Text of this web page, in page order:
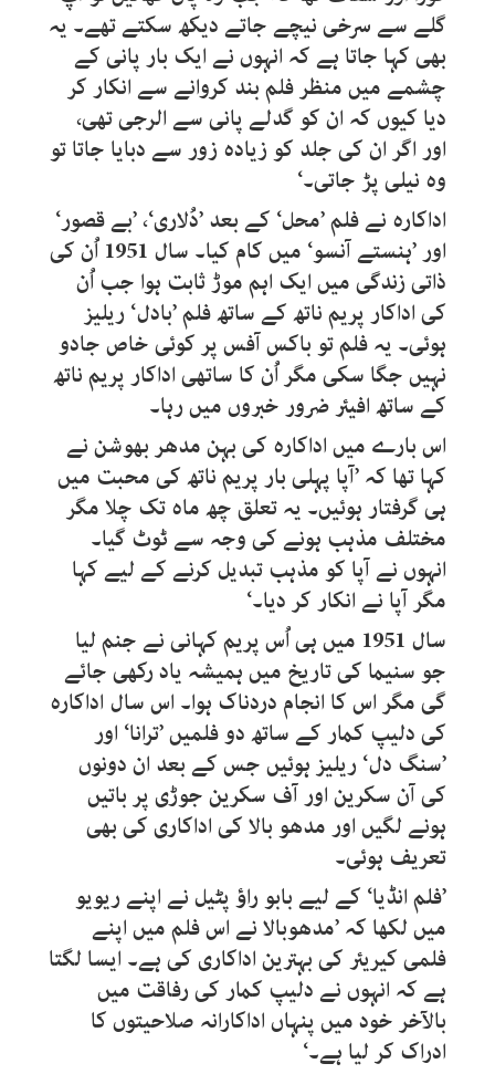
گلے سے سرخی نیچے جاتے دیکھ سکتے تھے۔ یہ
بھی کہا جاتا ہے کہ انہوں نے ایک بار پانی کے
چشمے میں منظر فلم بند کروانے سے انکار کر
دیا کیوں کہ ان کو گدلے پانی سے الرجی تھی،
اور اگر ان کی جلد کو زیادہ زور سے دبایا جاتا تو
وہ نیلی پڑ جاتی۔‘
اداکارہ نے فلم ’محل‘ کے بعد ’دُلاری‘، ’بے قصور‘
اور ’ہنستے آنسو‘ میں کام کیا۔ سال 1951 اُن کی
ذاتی زندگی میں ایک اہم موڑ ثابت ہوا جب اُن
کی اداکار پریم ناتھ کے ساتھ فلم ’بادل‘ ریلیز
ہوئی۔ یہ فلم تو باکس آفس پر کوئی خاص جادو
نہیں جگا سکی مگر اُن کا ساتھی اداکار پریم ناتھ
کے ساتھ افیئر ضرور خبروں میں رہا۔
اس بارے میں اداکارہ کی بہن مدھر بھوشن نے
کہا تھا کہ ’آپا پہلی بار پریم ناتھ کی محبت میں
ہی گرفتار ہوئیں۔ یہ تعلق چھ ماہ تک چلا مگر
مختلف مذہب ہونے کی وجہ سے ٹوٹ گیا۔
انہوں نے آپا کو مذہب تبدیل کرنے کے لیے کہا
مگر آپا نے انکار کر دیا۔‘
سال 1951 میں ہی اُس پریم کہانی نے جنم لیا
جو سنیما کی تاریخ میں ہمیشہ یاد رکھی جائے
گی مگر اس کا انجام دردناک ہوا۔ اس سال اداکارہ
کی دلیپ کمار کے ساتھ دو فلمیں ’ترانا‘ اور
’سنگ دل‘ ریلیز ہوئیں جس کے بعد ان دونوں
کی آن سکرین اور آف سکرین جوڑی پر باتیں
ہونے لگیں اور مدھو بالا کی اداکاری کی بھی
تعریف ہوئی۔
’فلم انڈیا‘ کے لیے بابو راؤ پٹیل نے اپنے ریویو
میں لکھا کہ ’مدھوبالا نے اس فلم میں اپنے
فلمی کیریئر کی بہترین اداکاری کی ہے۔ ایسا لگتا
ہے کہ انہوں نے دلیپ کمار کی رفاقت میں
بالآخر خود میں پنہاں اداکارانہ صلاحیتوں کا
ادراک کر لیا ہے۔‘